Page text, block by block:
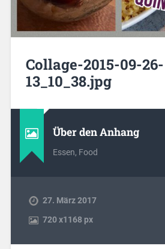
Collage-2015-09-26-
13_10_38.jpg
Über den Anhang
Essen, Food
27. März 2017
720x1168 px